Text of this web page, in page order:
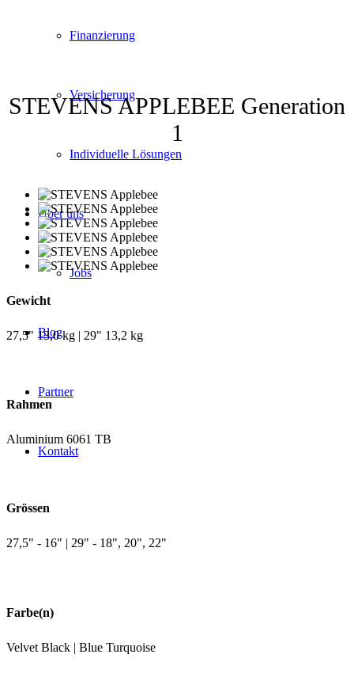
Finanzierung
Versicherung
Individuelle Lösungen
Über uns
Jobs
Blog
Partner
Kontakt
STEVENS APPLEBEE Generation
1
Gewicht
27,5" 13,0 kg | 29" 13,2 kg
Rahmen
Aluminium 6061 TB
Grössen
27,5" - 16" | 29" - 18", 20", 22"
Farbe(n)
Velvet Black | Blue Turquoise